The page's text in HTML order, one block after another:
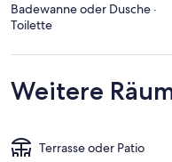
Badewanne oder Dusche ·
Toilette
Weitere
Terrasse oder Patio